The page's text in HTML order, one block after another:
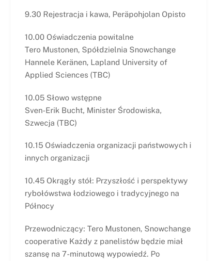
9.30 Rejestracja i kawa, Peräpohjolan Opisto
10.00 Oświadczenia powitalne
Tero Mustonen, Spółdzielnia Snowchange
Hannele Keränen, Lapland University of
Applied Sciences (TBC)
10.05 Słowo wstępne
Sven-Erik Bucht, Minister Środowiska,
Szwecja (TBC)
10.15 Oświadczenia organizacji państwowych i
innych organizacji
10.45 Okrągły stół: Przyszłość i perspektywy
rybołówstwa łodziowego i tradycyjnego na
Północy
Przewodniczący: Tero Mustonen, Snowchange
cooperative Każdy z panelistów będzie miał
szansę na 7-minutową wypowiedź. Po